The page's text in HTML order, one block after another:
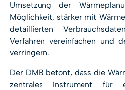
Umsetzung der
Möglichkeit, stärker mit
detaillierten
Verfahren vereinfachen und
verringern.
Der DMB betont, dass die
zentrales Instrument für